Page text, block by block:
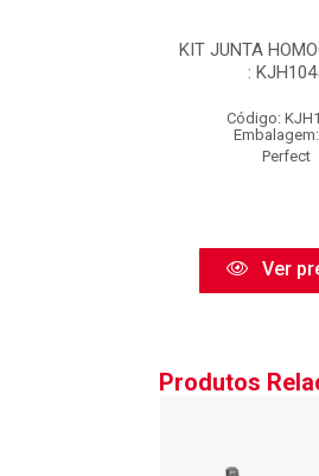
KIT JUNTA
:
Código:
Embalagem:
Perfect
Ver
Produtos